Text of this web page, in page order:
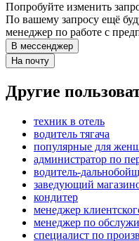
Попробуйте изменить
По вашему запросу ещё
менеджер по работе с
В мессенджер
На почту
Другие
техник в отель
водитель тягача
популярные для
администратор по
водитель-
заведующий
кондитер
менеджер
менеджер по
специалист по